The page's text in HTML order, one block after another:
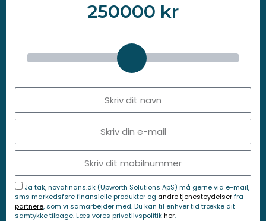
250000 kr
Ja tak, novafinans.dk (Upworth Solutions ApS) må gerne via e-mail,
sms markedsføre finansielle produkter og andre tjenesteydelserfra
partnere, som vi samarbejder med. Du kan til enhver tid trække dit
samtykke tilbage. Læs vores privatlivspolitikher.